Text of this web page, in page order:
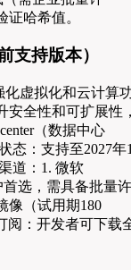
哈希值。
支持版本）
化虚拟化和云计算
安全性和可扩展性
（数据中心
态：支持至2027年
道：1. 微软
选，需具备批量许
像（试用期180
阅：开发者可下载